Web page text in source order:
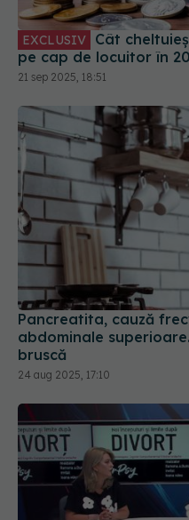
EXCLUSIV Cât cheltuiește România pe sănătate
pe cap de locuitor în
21 sep 2025, 18:51
Pancreatita, cauză
abdominale
bruscă
24 aug 2025, 17:10